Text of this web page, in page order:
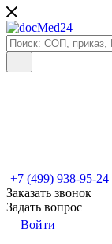
+7 (499) 938-95-24
Заказать звонок
Задать вопрос
Войти